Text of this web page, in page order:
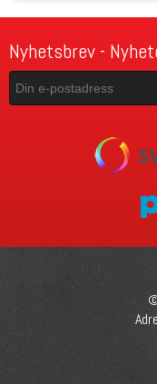
Nyhetsbrev -